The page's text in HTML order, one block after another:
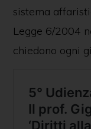
sistema
Legge 6/2004
chiedono ogni